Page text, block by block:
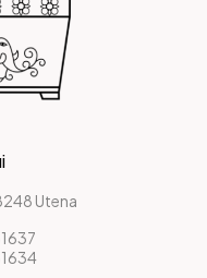
Utena